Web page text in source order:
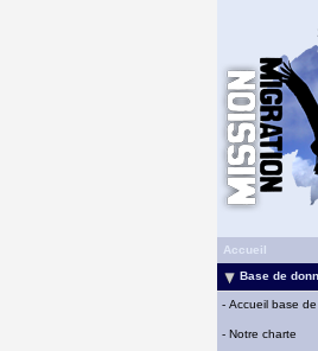
Accueil
Base de
- Accueil base
- Notre charte